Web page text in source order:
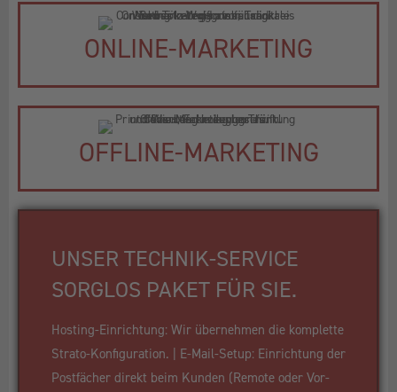
ONLINE-MARKETING
OFFLINE-MARKETING
UNSER TECHNIK-SERVICE
SORGLOS PAKET FÜR SIE.
Hosting-Einrichtung: Wir übernehmen die komplette
Strato-Konfiguration. | E-Mail-Setup: Einrichtung der
Postfächer direkt beim Kunden (Remote oder Vor-